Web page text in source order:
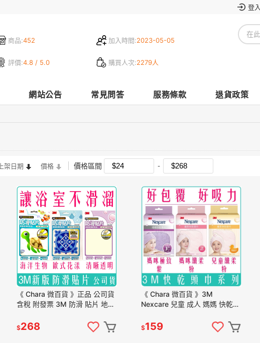
登入
商品:452 加入時間:2023-05-05
評價:4.8 / 5.0 購買人次:2279人
網站公告 常見問答 服務條款 退貨政策
上架日期 價格 價格區間
《 Chara 微百貨 》正品 公司貨
含稅 附發票 3M 防滑 貼片 地貼
批發
$268
《 Chara 微百貨 》3M
Nexcare 兒童 成人 媽媽 快乾
帽
$159